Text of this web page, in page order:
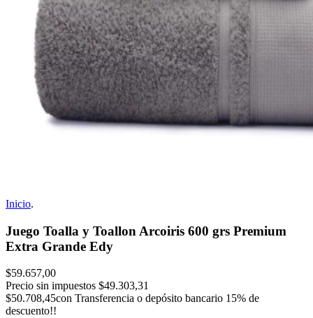
Inicio.
Juego Toalla y Toallon Arcoiris 600 grs Premium
Extra Grande Edy
$59.657,00
Precio sin impuestos $49.303,31
$50.708,45con Transferencia o depósito bancario 15% de
descuento!!